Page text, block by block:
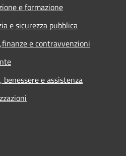
e formazione
e sicurezza pubblica
e contravvenzioni
benessere e assistenza